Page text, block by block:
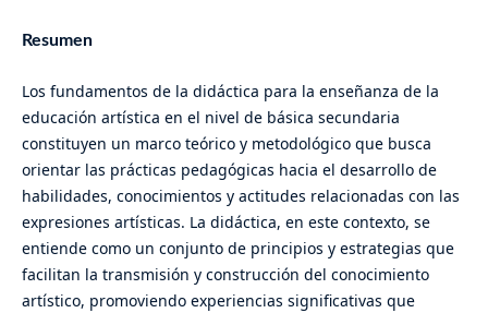
Resumen
Los fundamentos de la didáctica para la enseñanza de la
educación artística en el nivel de básica secundaria
constituyen un marco teórico y metodológico que busca
orientar las prácticas pedagógicas hacia el desarrollo de
habilidades, conocimientos y actitudes relacionadas con las
expresiones artísticas. La didáctica, en este contexto, se
entiende como un conjunto de principios y estrategias que
facilitan la transmisión y construcción del conocimiento
artístico, promoviendo experiencias significativas que